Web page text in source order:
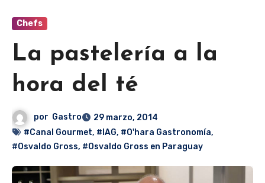
Chefs
La pastelería a la
hora del té
por Gastro
29 marzo, 2014
#Canal Gourmet, #IAG, #O'hara Gastronomía,
#Osvaldo Gross, #Osvaldo Gross en Paraguay